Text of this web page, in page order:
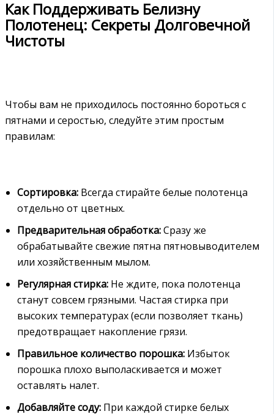
Как Поддерживать Белизну
Полотенец: Секреты Долговечной
Чистоты
Чтобы вам не приходилось постоянно бороться с
пятнами и серостью, следуйте этим простым
правилам:
Сортировка: Всегда стирайте белые полотенца
отдельно от цветных.
Предварительная обработка:Сразу же
обрабатывайте свежие пятна пятновыводителем
или хозяйственным мылом.
Регулярная стирка: Не ждите, пока полотенца
станут совсем грязными. Частая стирка при
высоких температурах (если позволяет ткань)
предотвращает накопление грязи.
Правильное количество порошка: Избыток
порошка плохо выполаскивается и может
оставлять налет.
Добавляйте соду: При каждой стирке белых